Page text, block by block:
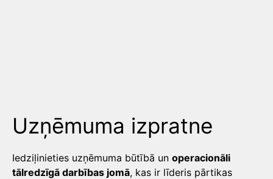
Uzņēmuma izpratne
Iedziļinieties uzņēmuma būtībā un operacionāli
tālredzīgā darbības jomā, kas ir līderis pārtikas